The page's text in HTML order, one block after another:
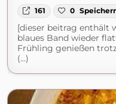
161 0
[dieser beitrag enthält
blaues Band wieder
Frühling genießen
(...)